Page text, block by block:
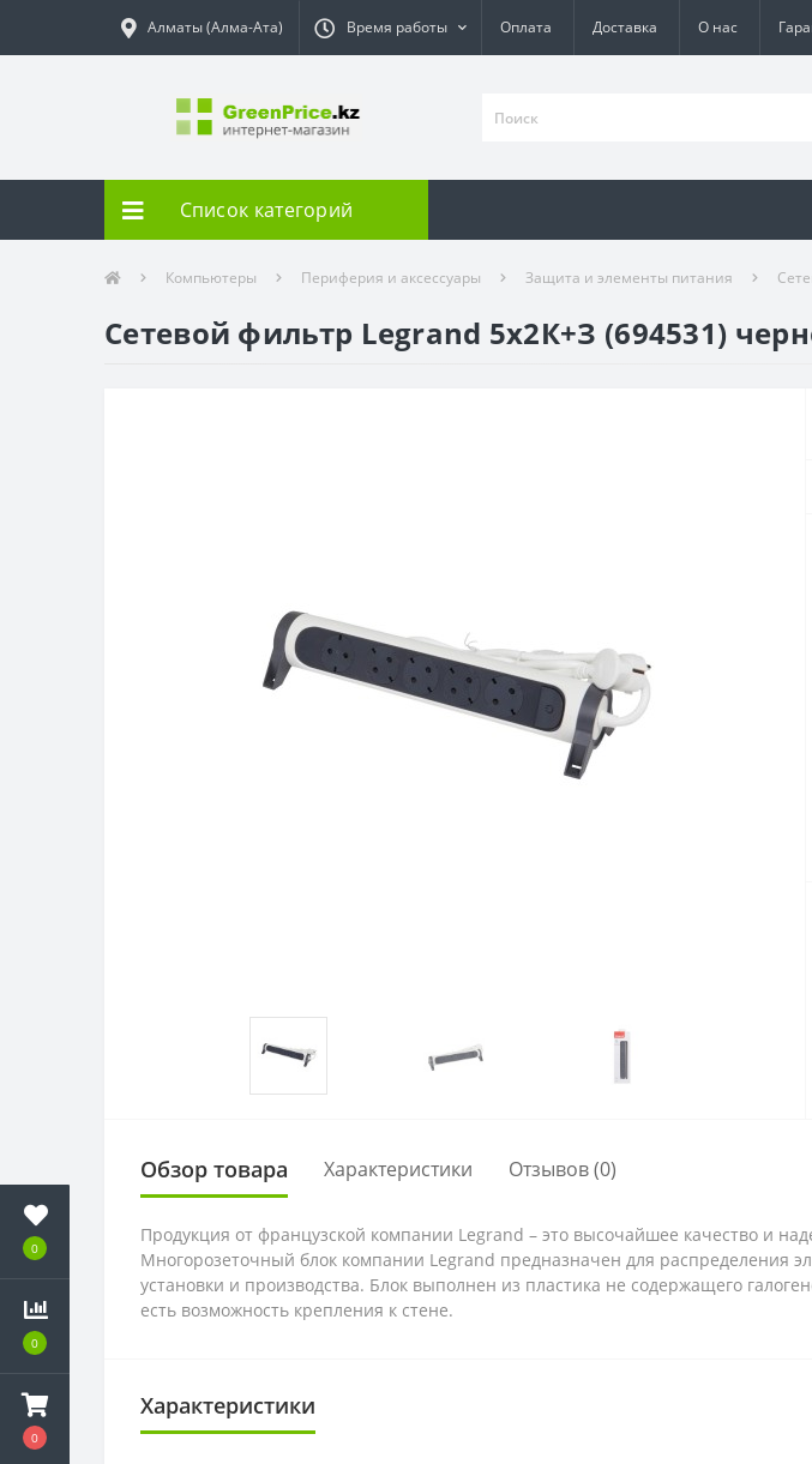
0
0
0
Алматы (Алма-Ата) Время работы Оплата Доставка О нас
Список категорий
Компьютеры Периферия и аксессуары Защита и элементы питания
Сетевой фильтр Legrand 5x2К+З (694531)
Обзор товара Характеристики Отзывов (0)
Продукция от французской компании Legrand – это высочайшее качество и
Многорозеточный блок компании Legrand предназначен для распределения
установки и производства. Блок выполнен из пластика не содержащего
есть возможность крепления к стене.
Характеристики